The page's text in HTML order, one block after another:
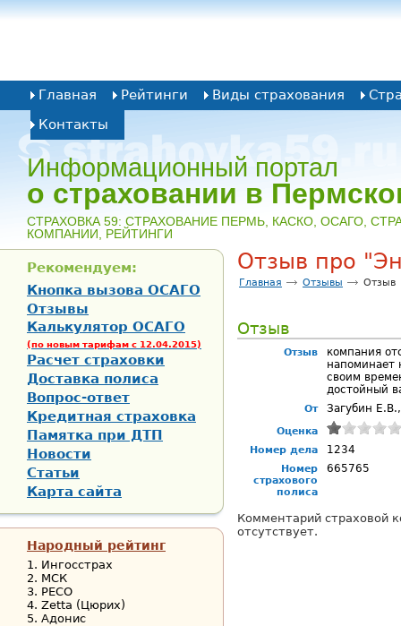
Информационный портал
о страховании в
CТРАХОВКА 59: СТРАХОВАНИЕ ПЕРМЬ, КАСКО, ОСАГО,
КОМПАНИИ, РЕЙТИНГИ
Главная Рейтинги Виды страхования
Контакты
Отзыв про
Главная Отзывы Отзыв
Отзыв
Отзыв
компания
напоминает
своим
достойный
От Загубин
Оценка
Номер дела
1234
Номер
страхового
полиса
665765
Комментарий страховой
отсутствует.
Рекомендуем:
Кнопка вызова ОСАГО
Отзывы
Калькулятор ОСАГО
(по новым тарифам с 12.04.2015)
Расчет страховки
Доставка полиса
Вопрос-ответ
Кредитная страховка
Памятка при ДТП
Новости
Статьи
Карта сайта
Народный рейтинг
Ингосстрах
МСК
РЕСО
Zetta (Цюрих)
Адонис